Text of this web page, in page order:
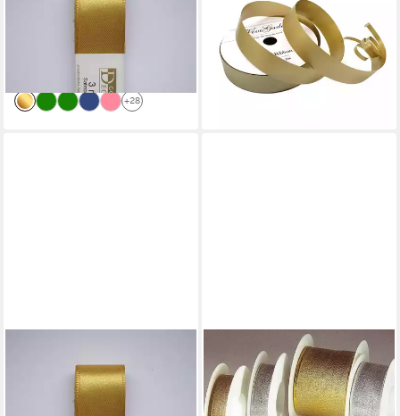
Doppelsatin farbig GOLDINA
(0,65 €/ 1 m)
lieferbar - in 3-4 Werktagen bei dir
+28
Geschenkband auf Spule
18mm, gold
3,39 €
(0,14 €/ 1 m)
lieferbar - in 4-5 Werktagen bei dir
Geschenkband STOFF- BAND
Doppelsatin farbig GOLDINA
GOLDINA LOY GMBH + CO KG
Geschenkband STOFF- BAND
metallic GOLDINA 25 mm/2m
1,95 €